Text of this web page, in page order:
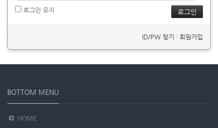
로그인 유지
ID/PW 찾기 회원가입
BOTTOM MENU
HOME